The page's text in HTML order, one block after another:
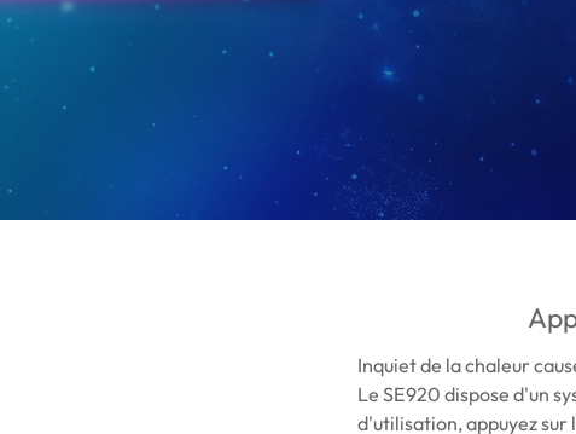
Inquiet de la chaleur
Le SE920 dispose d'un
d'utilisation, appuyez